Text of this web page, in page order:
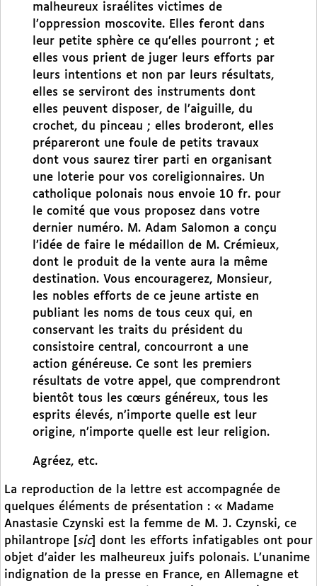
malheureux israélites victimes de
l’oppression moscovite. Elles feront dans
leur petite sphère ce qu’elles pourront ; et
elles vous prient de juger leurs efforts par
leurs intentions et non par leurs résultats,
elles se serviront des instruments dont
elles peuvent disposer, de l’aiguille, du
crochet, du pinceau ; elles broderont, elles
prépareront une foule de petits travaux
dont vous saurez tirer parti en organisant
une loterie pour vos coreligionnaires. Un
catholique polonais nous envoie 10 fr. pour
le comité que vous proposez dans votre
dernier numéro. M. Adam Salomon a conçu
l’idée de faire le médaillon de M. Crémieux,
dont le produit de la vente aura la même
destination. Vous encouragerez, Monsieur,
les nobles efforts de ce jeune artiste en
publiant les noms de tous ceux qui, en
conservant les traits du président du
consistoire central, concourront a une
action généreuse. Ce sont les premiers
résultats de votre appel, que comprendront
bientôt tous les cœurs généreux, tous les
esprits élevés, n’importe quelle est leur
origine, n’importe quelle est leur religion.
Agréez, etc.
La reproduction de la lettre est accompagnée de
quelques éléments de présentation : « Madame
Anastasie Czynski est la femme de M. J. Czynski, ce
philantrope [ sic] dont les efforts infatigables ont pour
objet d’aider les malheureux juifs polonais. L’unanime
indignation de la presse en France, en Allemagne et